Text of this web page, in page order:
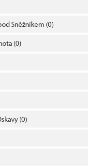
Sněžníkem (0)
(0)
(0)